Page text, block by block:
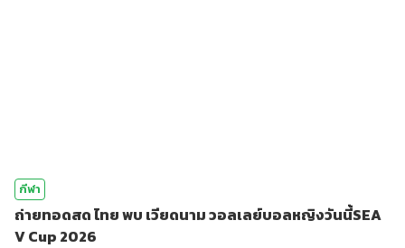
กีฬา
ถ่ายทอดสด ไทย พบ เวียดนาม วอลเลย์บอลหญิงวันนี้SEA
V Cup 2026